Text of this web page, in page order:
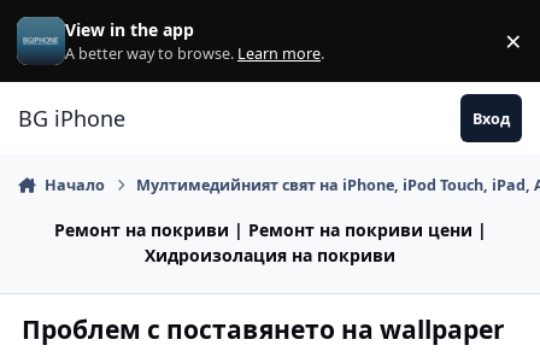
Премини към съдържанието
View in the app
A better way to browse. Learn more. ×
BG iPhone Вход
Начало Мултимедийният свят на iPhone, iPod Touch, iPad,
Ремонт на покриви | Ремонт на покриви цени |
Хидроизолация на покриви
Проблем с поставянето на wallpaper